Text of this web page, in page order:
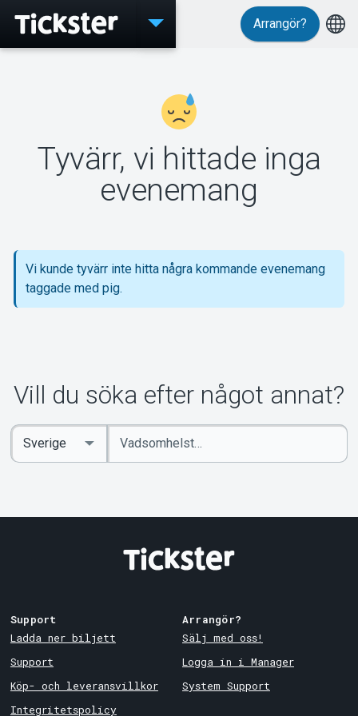
Evenemang
MyTickster
Support
Arrangör?
Tyvärr, vi hittade inga
evenemang
Vi kunde tyvärr inte hitta några kommande evenemang
taggade med pig.
Vill du söka efter något annat?
Ange
sökord
Select
Country
Support
Ladda ner biljett
Support
Köp- och leveransvillkor
Integritetspolicy
Arrangör?
Sälj med oss!
Logga in i Manager
System Support